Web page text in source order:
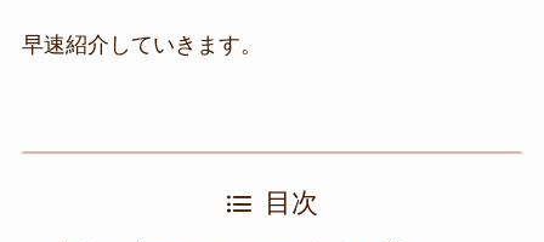
早速紹介していきます。
目次